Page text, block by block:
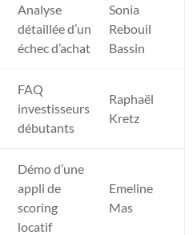
Analyse
détaillée d’un
échec d’achat
Sonia
Rebouil
Bassin
FAQ
investisseurs
débutants
Raphaël
Kretz
Démo d’une
appli de
scoring
locatif
Emeline
Mas